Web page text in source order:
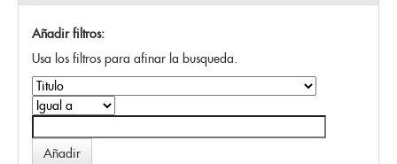
Añadir filtros:
Usa los filtros para afinar la busqueda.